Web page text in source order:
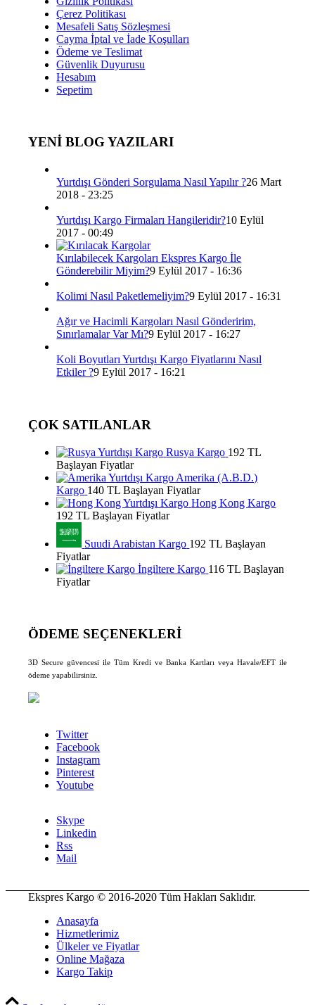
Çerez Politikası
Mesafeli Satış Sözleşmesi
Cayma İptal ve İade Koşulları
Ödeme ve Teslimat
Güvenlik Duyurusu
Hesabım
Sepetim
YENİ BLOG YAZILARI
Yurtdışı Gönderi Sorgulama Nasıl Yapılır ?26 Mart
2018 - 23:25
Yurtdışı Kargo Firmaları Hangileridir?10 Eylül
2017 - 00:49
Kırılabilecek Kargoları Ekspres Kargo İle
Gönderebilir Miyim?9 Eylül 2017 - 16:36
Kolimi Nasıl Paketlemeliyim?9 Eylül 2017 - 16:31
Ağır ve Hacimli Kargoları Nasıl Gönderirim,
Sınırlamalar Var Mı?9 Eylül 2017 - 16:27
Koli Boyutları Yurtdışı Kargo Fiyatlarını Nasıl
Etkiler ?9 Eylül 2017 - 16:21
ÇOK SATILANLAR
Rusya Kargo 192 TL
Başlayan Fiyatlar
Amerika (A.B.D.)
Kargo 140 TL Başlayan Fiyatlar
Hong Kong Kargo
192 TL Başlayan Fiyatlar
Suudi Arabistan Kargo 192 TL Başlayan
Fiyatlar
İngiltere Kargo 116 TL Başlayan
Fiyatlar
ÖDEME SEÇENEKLERİ
3D Secure güvencesi ile Tüm Kredi ve Banka Kartları veya Havale/EFT ile
ödeme yapabilirsiniz.
Twitter
Facebook
Instagram
Pinterest
Youtube
Skype
Linkedin
Rss
Mail
Ekspres Kargo © 2016-2020 Tüm Hakları Saklıdır.
Anasayfa
Hizmetlerimiz
Ülkeler ve Fiyatlar
Online Mağaza
Kargo Takip